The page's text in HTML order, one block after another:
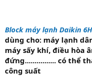
Block máy lạnh Daikin
dùng cho: máy lạnh
máy sấy khí, điều hòa
đứng................ có thể
công suất